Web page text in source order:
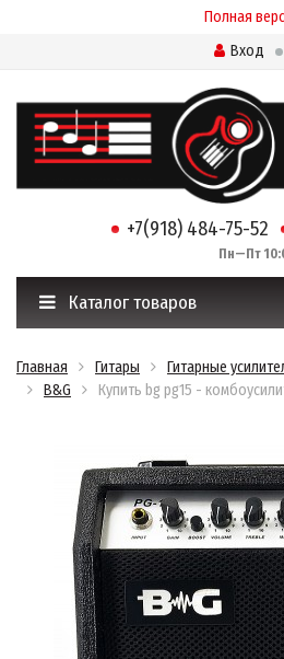
Полная
Вход
+7(918) 484-75-52
Пн—Пт
Каталог товаров
Главная Гитары Гитарные
B&G
Купить bg pg15 -